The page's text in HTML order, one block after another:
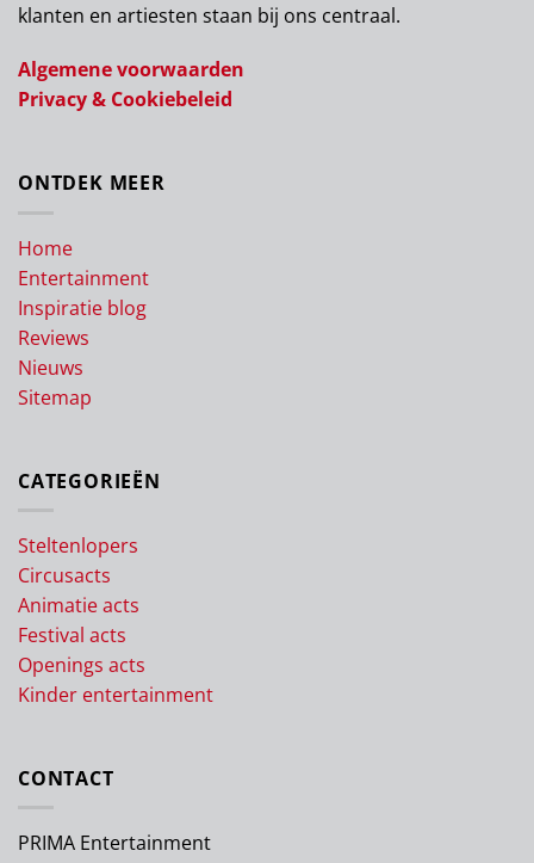
klanten en artiesten staan bij ons centraal.
Algemene voorwaarden
Privacy & Cookiebeleid
ONTDEK MEER
Home
Entertainment
Inspiratie blog
Reviews
Nieuws
Sitemap
CATEGORIEËN
Steltenlopers
Circusacts
Animatie acts
Festival acts
Openings acts
Kinder entertainment
CONTACT
PRIMA Entertainment